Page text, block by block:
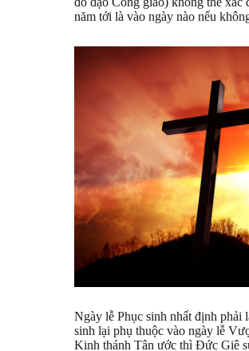
năm tới là vào ngày nào nếu
Ngày lễ Phục sinh nhất định phải
sinh lại phụ thuộc vào ngày lễ
Kinh thánh Tân ước thì Đức Giê